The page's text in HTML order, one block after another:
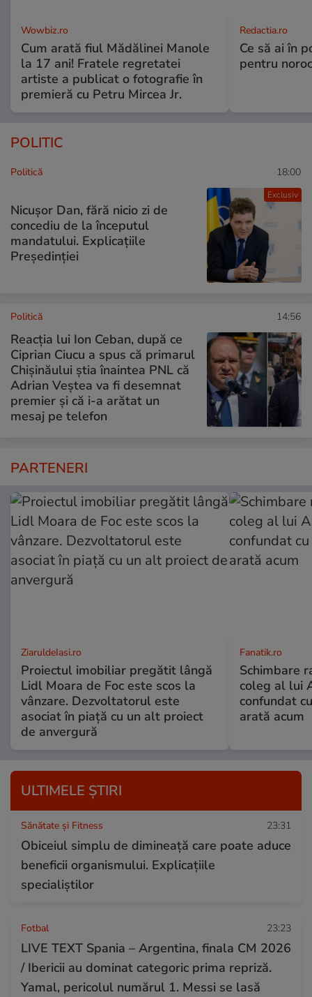
Wowbiz.ro
Cum arată fiul Mădălinei Manole
la 17 ani! Fratele regretatei
artiste a publicat o fotografie în
premieră cu Petru Mircea Jr.
Redactia.ro
Ce să ai în
pentru
POLITIC
Exclusiv
Politică 18:00
Nicușor Dan, fără nicio zi de
concediu de la începutul
mandatului. Explicațiile
Președinției
Politică 14:56
Reacția lui Ion Ceban, după ce
Ciprian Ciucu a spus că primarul
Chișinăului știa înaintea PNL că
Adrian Veștea va fi desemnat
premier și că i-a arătat un
mesaj pe telefon
PARTENERI
ZiaruldeIasi.ro
Proiectul imobiliar pregătit lângă
Lidl Moara de Foc este scos la
vânzare. Dezvoltatorul este
asociat în piață cu un alt proiect
de anvergură
Fanatik.ro
Schimbare
coleg al lui
confundat
arată acum
ULTIMELE ȘTIRI
Sănătate și Fitness 23:31
Obiceiul simplu de dimineață care poate aduce
beneficii organismului. Explicațiile
specialiștilor
Fotbal 23:23
LIVE TEXT Spania – Argentina, finala CM 2026
/ Ibericii au dominat categoric prima repriză.
Yamal, pericolul numărul 1. Messi se lasă